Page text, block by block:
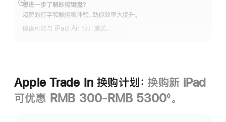
想进一步了解妙控键盘？
超赞的打字和触控板体验，助你效率大提升。
键盘可能与 iPad Air 分开递送。
展
开
Apple Trade In 换购计划： 换购新 iPad
可优惠 RMB 300-RMB 5300◊ 。